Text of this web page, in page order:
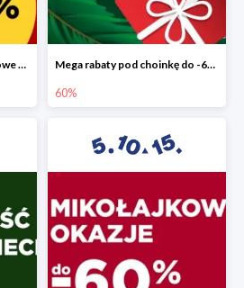
Wyprzedaż -70%+dodatkowe 10% Mega rabaty pod choinkę do -60%
60%